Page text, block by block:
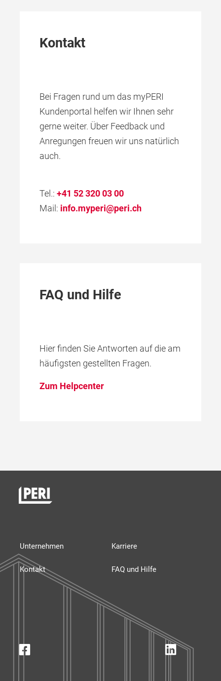
Kontakt
Bei Fragen rund um das myPERI
Kundenportal helfen wir Ihnen sehr
gerne weiter. Über Feedback und
Anregungen freuen wir uns natürlich
auch.
Tel.: +41 52 320 03 00
Mail: info.myperi@peri.ch
FAQ und Hilfe
Hier finden Sie Antworten auf die am
häufigsten gestellten Fragen.
Zum Helpcenter
Unternehmen Karriere
Kontakt FAQ und Hilfe